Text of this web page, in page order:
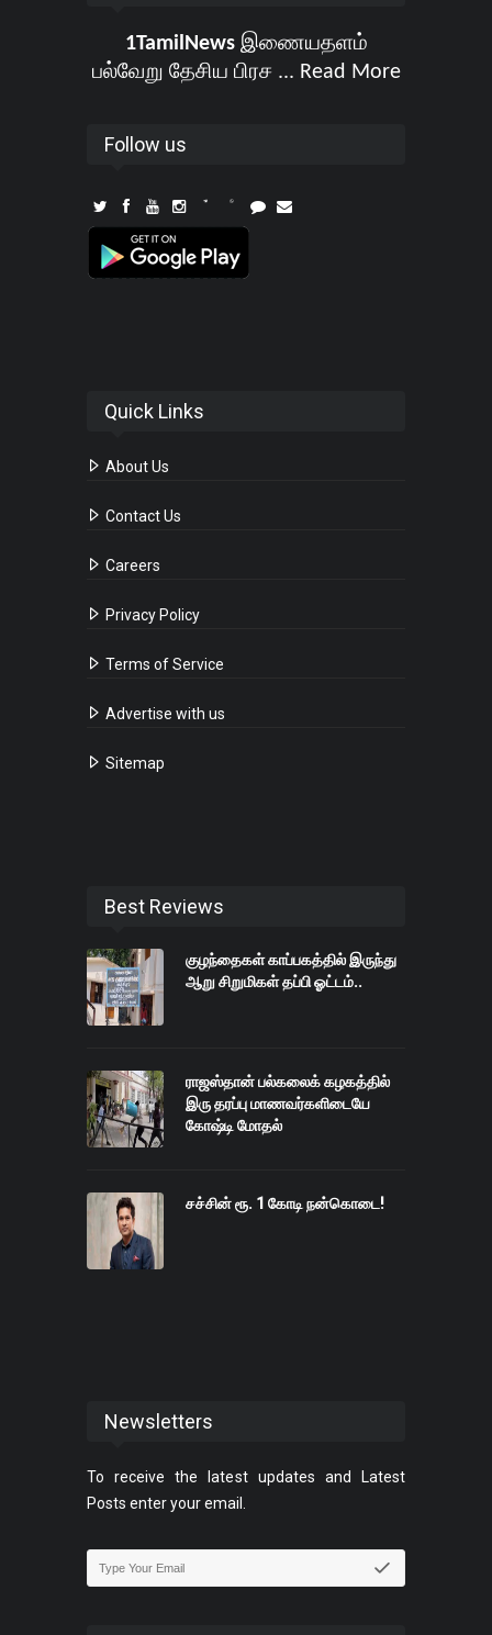
1TamilNewsஇணையதளம்
பல்வேறு தேசிய பிரச ... Read More
Follow us
Quick Links
About Us
Contact Us
Careers
Privacy Policy
Terms of Service
Advertise with us
Sitemap
Best Reviews
குழந்தைகள் காப்பகத்தில் இருந்து
ஆறு சிறுமிகள் தப்பி ஓட்டம்..
ராஜஸ்தான் பல்கலைக் கழகத்தில்
இரு தரப்பு மாணவர்களிடையே
கோஷ்டி மோதல்
சச்சின் ரூ. 1 கோடி நன்கொடை!
Newsletters
To receive the latest updates and Latest
Posts enter your email.